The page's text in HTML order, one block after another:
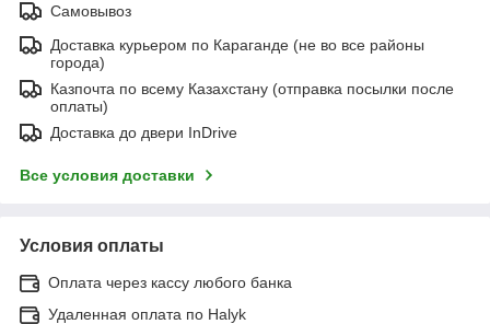
Самовывоз
Доставка курьером по Караганде (не во все районы
города)
Казпочта по всему Казахстану (отправка посылки после
оплаты)
Доставка до двери InDrive
Все условия доставки
Условия оплаты
Оплата через кассу любого банка
Удаленная оплата по Halyk